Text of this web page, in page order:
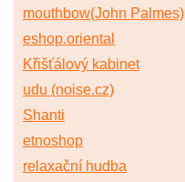
mouthbow(John Palmes)
eshop.oriental
Křišťálový kabinet
udu (noise.cz)
Shanti
etnoshop
relaxační hudba